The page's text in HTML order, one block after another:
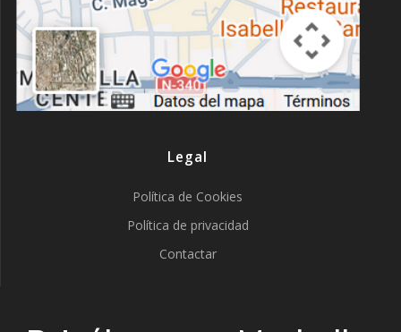
Legal
Política de Cookies
Política de privacidad
Contactar